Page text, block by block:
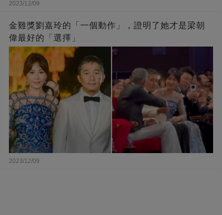
2023/12/09
金雞獎劉嘉玲的「一個動作」，證明了她才是梁朝
偉最好的「選擇」
2023/12/09